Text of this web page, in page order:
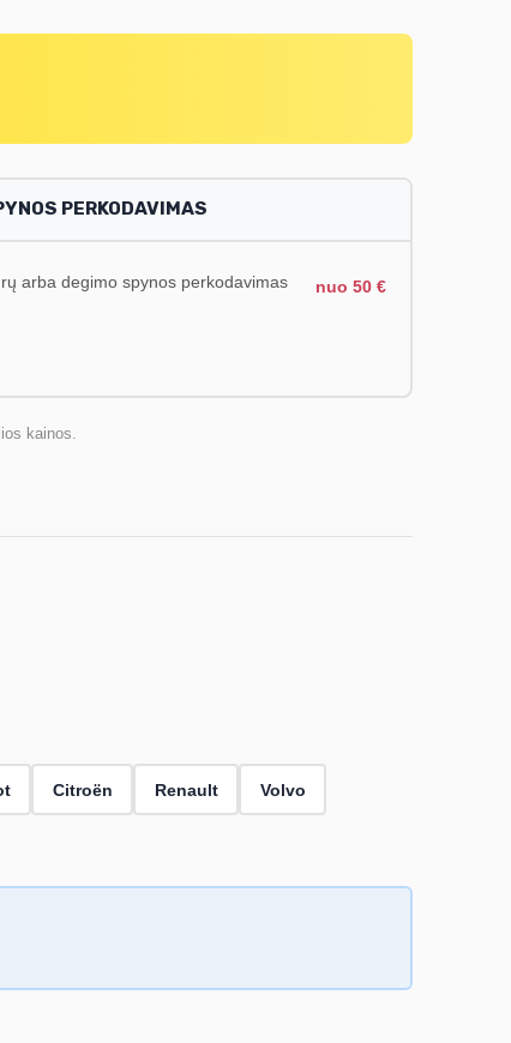
PERKODAVIMAS
arba degimo spynos perkodavimas nuo 50 €
kainos.
Citroën Renault Volvo